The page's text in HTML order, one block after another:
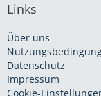
Links
Über uns
Datenschutz
Impressum
Cookie-